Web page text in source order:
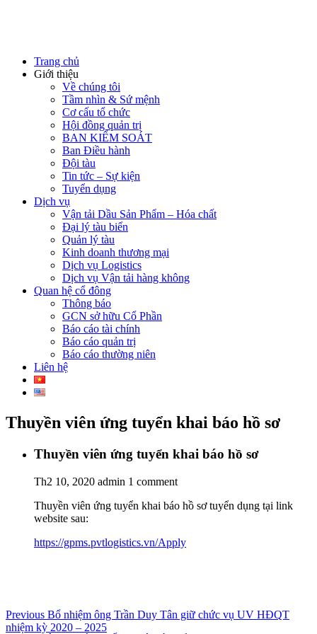
Trang chủ
Giới thiệu
Về chúng tôi
Tầm nhìn & Sứ mệnh
Cơ cấu tổ chức
Hội đồng quản trị
BAN KIỂM SOÁT
Ban Điều hành
Đội tàu
Tin tức – Sự kiện
Tuyển dụng
Dịch vụ
Vận tải Dầu Sản Phẩm – Hóa chất
Đại lý tàu biển
Quản lý tàu
Kinh doanh thương mại
Dịch vụ Logistics
Dịch vụ Vận tải hàng không
Quan hệ cổ đông
Thông báo
GCN sở hữu Cổ Phần
Báo cáo tài chính
Báo cáo quản trị
Báo cáo thường niên
Liên hệ
Thuyền viên ứng tuyển khai báo hồ sơ
Thuyền viên ứng tuyển khai báo hồ sơ
Th2 10, 2020 admin 1 comment
Thuyền viên ứng tuyển khai báo hồ sơ tuyển dụng tại link
website sau:
https://gpms.pvtlogistics.vn/Apply
Điều
Previous Previous
post:
Bổ nhiệm ông Trần Duy Tân giữ chức vụ UV HĐQT
nhiệm kỳ 2020 – 2025